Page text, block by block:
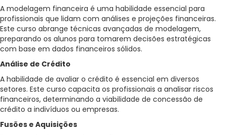
A modelagem financeira é uma habilidade essencial para
profissionais que lidam com análises e projeções financeiras.
Este curso abrange técnicas avançadas de modelagem,
preparando os alunos para tomarem decisões estratégicas
com base em dados financeiros sólidos.
Análise de Crédito
A habilidade de avaliar o crédito é essencial em diversos
setores. Este curso capacita os profissionais a analisar riscos
financeiros, determinando a viabilidade de concessão de
crédito a indivíduos ou empresas.
Fusões e Aquisições